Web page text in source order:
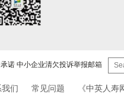
诺 中小企业清欠投诉举报邮箱
们 常见问题
《中英人寿